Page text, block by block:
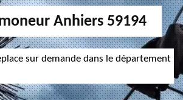
Anhiers 59194
sur demande dans le département